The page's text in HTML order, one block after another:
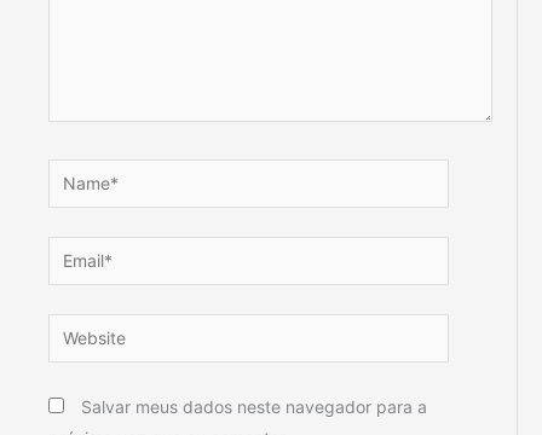
Name*
Email*
Website
Salvar meus dados neste navegador para a